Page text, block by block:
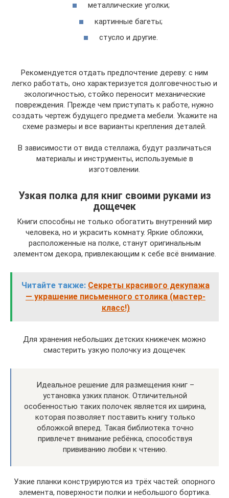
металлические уголки;
картинные багеты;
стусло и другие.
Рекомендуется отдать предпочтение дереву: с ним
легко работать, оно характеризуется долговечностью и
экологичностью, стойко переносит механические
повреждения. Прежде чем приступать к работе, нужно
создать чертеж будущего предмета мебели. Укажите на
схеме размеры и все варианты крепления деталей.
В зависимости от вида стеллажа, будут различаться
материалы и инструменты, используемые в
изготовлении.
Узкая полка для книг своими руками из
дощечек
Книги способны не только обогатить внутренний мир
человека, но и украсить комнату. Яркие обложки,
расположенные на полке, станут оригинальным
элементом декора, привлекающим к себе всё внимание.
Читайте также: Секреты красивого декупажа
— украшение письменного столика (мастер-
класс!)
Для хранения небольших детских книжечек можно
смастерить узкую полочку из дощечек
Идеальное решение для размещения книг –
установка узких планок. Отличительной
особенностью таких полочек является их ширина,
которая позволяет поставить книгу только
обложкой вперед. Такая библиотека точно
привлечет внимание ребёнка, способствуя
прививанию любви к чтению.
Узкие планки конструируются из трёх частей: опорного
элемента, поверхности полки и небольшого бортика.